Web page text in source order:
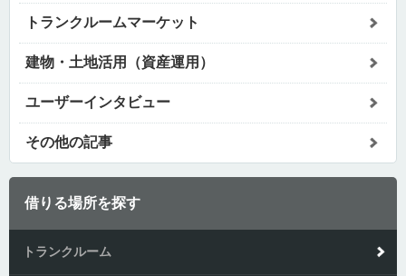
トランクルームマーケット
建物・土地活用（資産運用）
ユーザーインタビュー
その他の記事
借りる場所を探す
トランクルーム